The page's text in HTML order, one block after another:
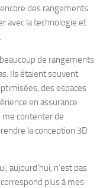
des rangements
avec la technologie et
de rangements
Ils étaient souvent
des espaces
en assurance
contenter de
la conception 3D
aujourd’hui, n’est pas
plus à mes